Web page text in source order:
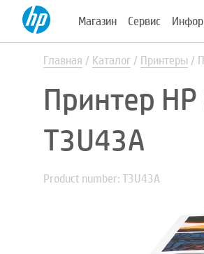
Магазин Сервис
Главная Каталог Принтеры
Принтер
T3U43A
Product number: T3U43A